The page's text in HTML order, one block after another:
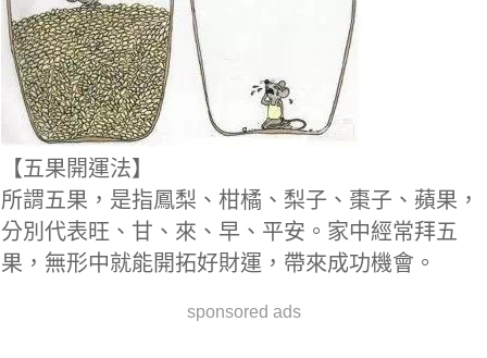
【五果開運法】
所謂五果，是指鳳梨、柑橘、梨子、棗子、蘋果，
分別代表旺、甘、來、早、平安。家中經常拜五
果，無形中就能開拓好財運，帶來成功機會。
sponsored ads